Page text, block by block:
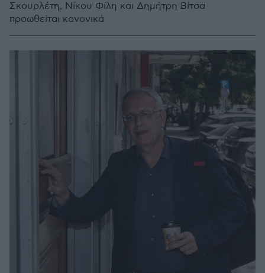
Σκουρλέτη, Νίκου Φίλη και Δημήτρη Βίτσα
προωθείται κανονικά